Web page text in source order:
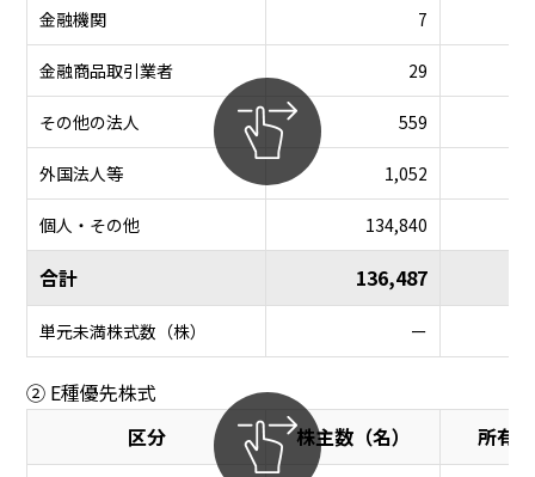
金融機関 7
金融商品取引業者 29
その他の法人 559
外国法人等 1,052
個人・その他 134,840
合計 136,487
単元未満株式数（株） ー
② E種優先株式
区分
株主数（名） 所有